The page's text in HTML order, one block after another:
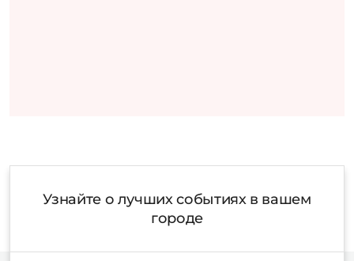
Узнайте о лучших событиях в вашем
городе